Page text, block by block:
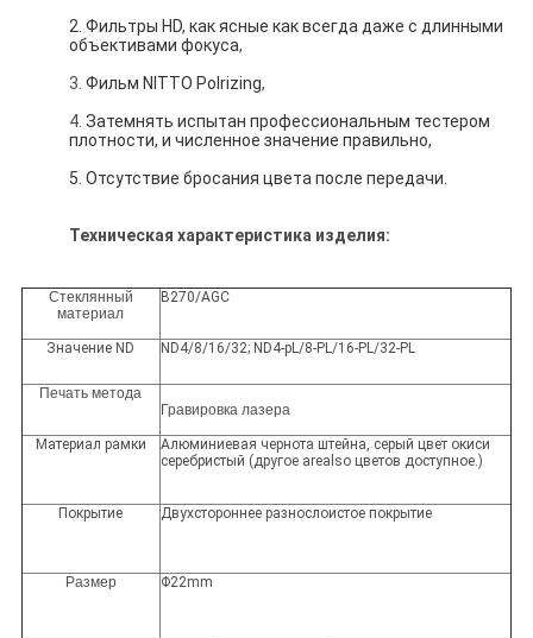
2. Фильтры HD, как ясные как всегда даже с длинными
объективами фокуса,
3. Фильм NITTO Polrizing,
4. Затемнять испытан профессиональным тестером
плотности, и численное значение правильно,
5. Отсутствие бросания цвета после передачи.
Техническая характеристика изделия:
Стеклянный
материал
B270/AGC
Значение ND ND4/8/16/32; ND4-pL/8-PL/16-PL/32-PL
Печать метода
Гравировка лазера
Материал рамки
Алюминиевая чернота штейна, серый цвет окиси
серебристый (другое arealso цветов доступное.)
Покрытие Двухстороннее разнослоистое покрытие
Размер Φ22mm